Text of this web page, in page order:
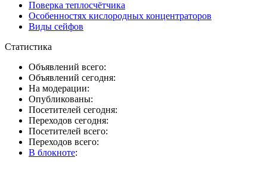
Поверка теплосчётчика
Особенностях кислородных концентраторов
Виды сейфов
Статистика
Объявлений всего:
Объявлений сегодня:
На модерации:
Опубликованы:
Посетителей сегодня:
Переходов сегодня:
Посетителей всего:
Переходов всего:
В блокноте: